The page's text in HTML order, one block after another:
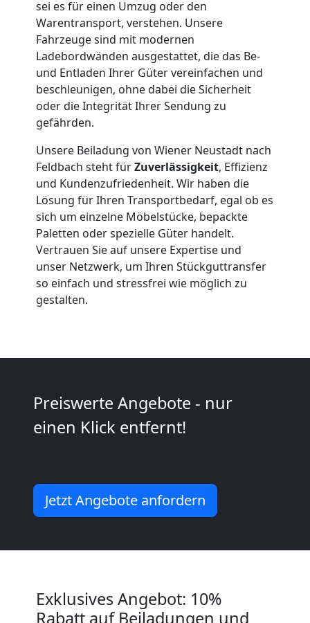
sei es für einen Umzug oder den
Warentransport, verstehen. Unsere
Fahrzeuge sind mit modernen
Ladebordwänden ausgestattet, die das Be-
und Entladen Ihrer Güter vereinfachen und
beschleunigen, ohne dabei die Sicherheit
oder die Integrität Ihrer Sendung zu
gefährden.
Unsere Beiladung von Wiener Neustadt nach
Feldbach steht fürZuverlässigkeit, Effizienz
und Kundenzufriedenheit. Wir haben die
Lösung für Ihren Transportbedarf, egal ob es
sich um einzelne Möbelstücke, bepackte
Paletten oder spezielle Güter handelt.
Vertrauen Sie auf unsere Expertise und
unser Netzwerk, um Ihren Stückguttransfer
so einfach und stressfrei wie möglich zu
gestalten.
Preiswerte Angebote - nur
einen Klick entfernt!
Jetzt Angebote anfordern
Exklusives Angebot: 10%
Rabatt auf Beiladungen und
Wiener
Neustadt
Expressumzug
Wiener
Neustadt
Tragehilfe
Wiener
Neustadt
Kleiner
Umzug
Wiener
Küchenumzug
Wiener
Neustadt